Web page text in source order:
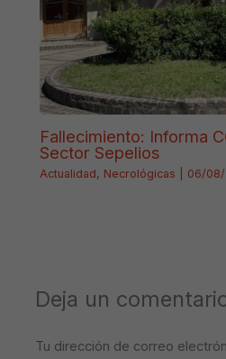
Fallecimiento: Informa
Sector Sepelios
Actualidad, Necrológicas 06/
Deja un
Tu dirección de correo